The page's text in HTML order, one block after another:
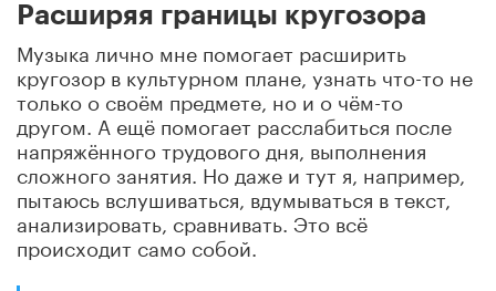
Расширяя границы кругозора
Музыка лично мне помогает расширить
кругозор в культурном плане, узнать что-то не
только о своём предмете, но и о чём-то
другом. А ещё помогает расслабиться после
напряжённого трудового дня, выполнения
сложного занятия. Но даже и тут я, например,
пытаюсь вслушиваться, вдумываться в текст,
анализировать, сравнивать. Это всё
происходит само собой.